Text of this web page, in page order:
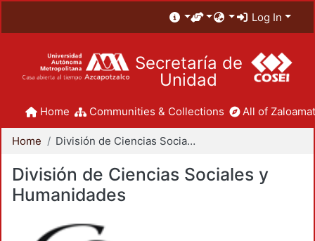
Log In
Secretaría de
Unidad
Home Communities & Collections All of
Home División de Ciencias Sociales y Humanidades
División de Ciencias Sociales y
Humanidades